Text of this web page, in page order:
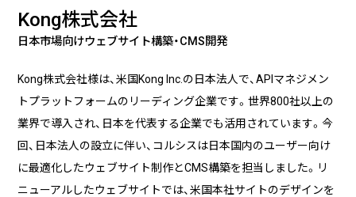
実績・事例
事例紹介
Recruit
採用情報
News
お知らせ
Contact
Kong株式会社
日本市場向けウェブサイト構築・CMS開発
Kong株式会社様は、米国Kong Inc.の日本法人で、APIマネジメン
トプラットフォームのリーディング企業です。世界800社以上の
業界で導入され、日本を代表する企業でも活用されています。今
回、日本法人の設立に伴い、コルシスは日本国内のユーザー向け
に最適化したウェブサイト制作とCMS構築を担当しました。リ
ニューアルしたウェブサイトでは、米国本社サイトのデザインを